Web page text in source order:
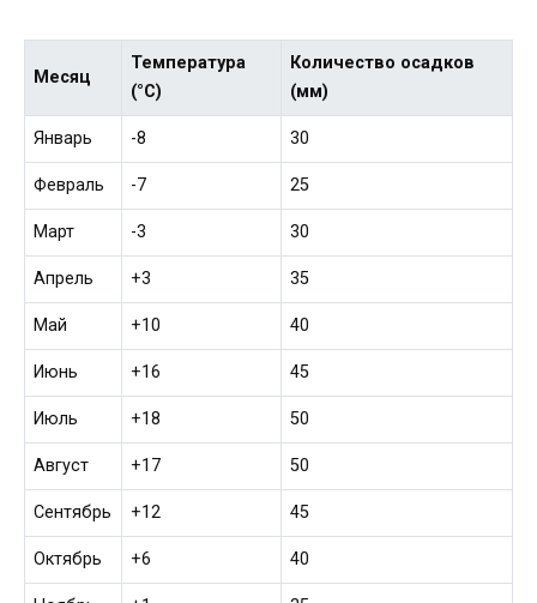
Месяц
Температура
(°C)
Количество осадков
(мм)
Январь -8 30
Февраль -7 25
Март -3 30
Апрель +3 35
Май +10 40
Июнь +16 45
Июль +18 50
Август +17 50
Сентябрь +12 45
Октябрь +6 40